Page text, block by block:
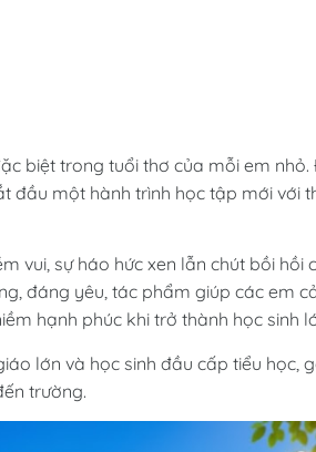
biệt trong tuổi thơ của mỗi em
đầu một hành trình học tập mới với
vui, sự háo hức xen lẫn chút bồi hồi
đáng yêu, tác phẩm giúp các em
hạnh phúc khi trở thành học sinh
lớn và học sinh đầu cấp tiểu học,
trường.